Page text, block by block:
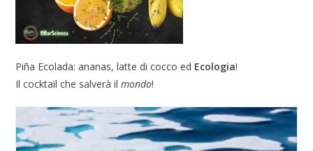
Piña Ecolada: ananas, latte di cocco ed Ecologia!
Il cocktail che salverà ilmondo!